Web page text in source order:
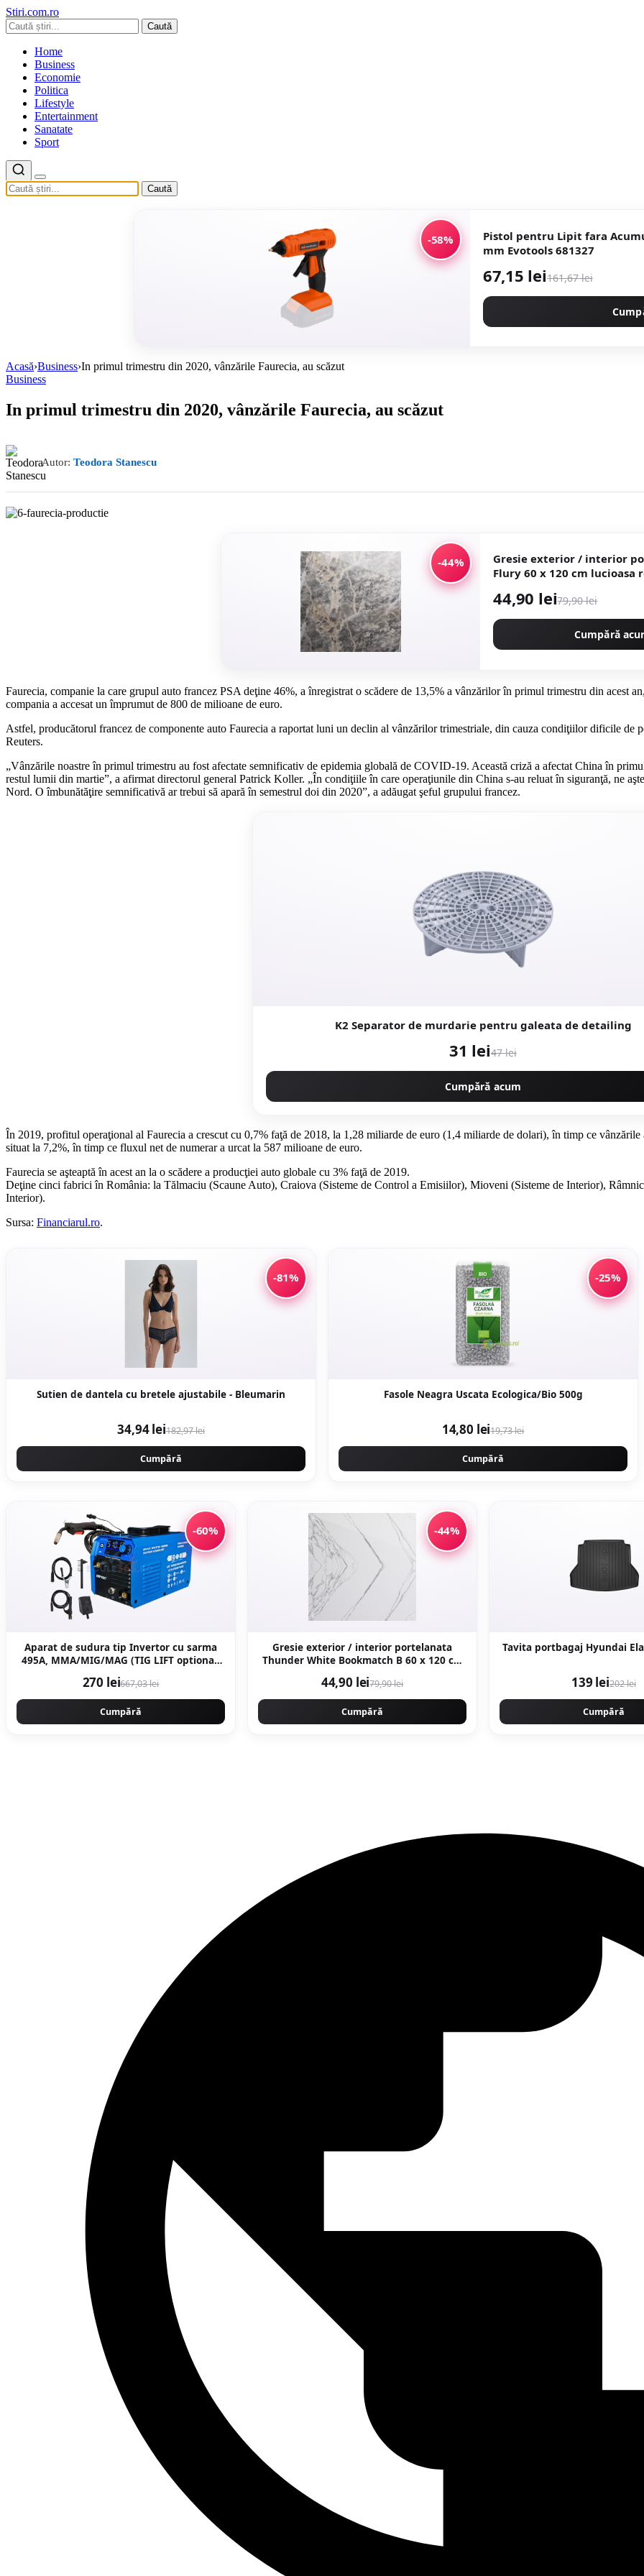
Stiri.com.ro
Caută
Home
Business
Economie
Politica
Lifestyle
Entertainment
Sanatate
Sport
Caută
-58%
Pistol pentru Lipit fara
mm Evotools 681327
67,15 lei161,67 lei
Acasă›Business›In primul trimestru din 2020, vânzările Faurecia, au scăzut
Business
In primul trimestru din 2020, vânzările Faurecia, au scăzut
Autor: Teodora Stanescu
-44%
Gresie exterior / interior
Flury 60 x 120 cm lucioasa rectificata tip
44,90 lei79,90 lei
Cumpără
Faurecia, companie la care grupul auto francez PSA deţine 46%, a înregistrat o scădere de 13,5% a vânzărilor în primul trimestru din acest
compania a accesat un împrumut de 800 de milioane de euro.
Astfel, producătorul francez de componente auto Faurecia a raportat luni un declin al vânzărilor trimestriale, din cauza condiţiilor dificile de
Reuters.
„Vânzările noastre în primul trimestru au fost afectate semnificativ de epidemia globală de COVID-19. Această criză a afectat China în
restul lumii din martie”, a afirmat directorul general Patrick Koller. „În condiţiile în care operaţiunile din China s-au reluat în siguranţă, ne
Nord. O îmbunătăţire semnificativă ar trebui să apară în semestrul doi din 2020”, a adăugat şeful grupului francez.
K2 Separator de murdarie pentru galeata de detailing
31 lei47 lei
Cumpără acum
În 2019, profitul operaţional al Faurecia a crescut cu 0,7% faţă de 2018, la 1,28 miliarde de euro (1,4 miliarde de dolari), în timp ce
situat la 7,2%, în timp ce fluxul net de numerar a urcat la 587 milioane de euro.
Faurecia se aşteaptă în acest an la o scădere a producţiei auto globale cu 3% faţă de 2019.
Deţine cinci fabrici în România: la Tălmaciu (Scaune Auto), Craiova (Sisteme de Control a Emisiilor), Mioveni (Sisteme de Interior),
Interior).
Sursa: Financiarul.ro.
-81%
Sutien de dantela cu bretele ajustabile - Bleumarin
34,94 lei182,97 lei
Cumpără
-25%
Fasole Neagra Uscata Ecologica/Bio 500g
14,80 lei19,73 lei
Cumpără
-60%
Aparat de sudura tip Invertor cu sarma
495A, MMA/MIG/MAG (TIG LIFT optional)
TEHNOLOGY ULTRA HYBRID POWER,
CMP1697
270 lei667,03 lei
Cumpără
-44%
Gresie exterior / interior portelanata
Thunder White Bookmatch B 60 x 120 cm
44,90 lei79,90 lei
Cumpără
Tavita portbagaj Hyundai
139 lei202 lei
Cumpără